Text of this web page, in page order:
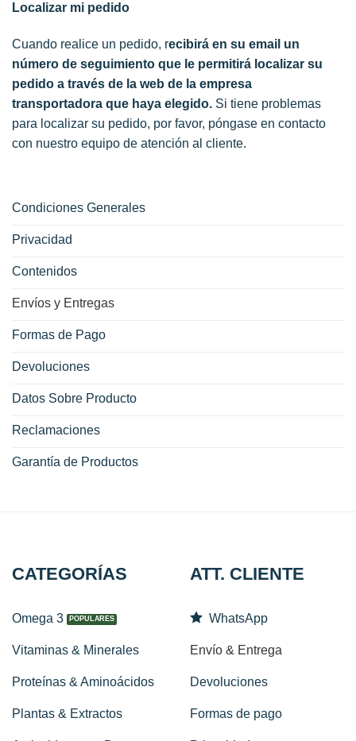
Condiciones Generales
Privacidad
Contenidos
Envíos y Entregas
Formas de Pago
Devoluciones
Datos Sobre Producto
Reclamaciones
Garantía de Productos
Localizar mi pedido
Cuando realice un pedido, recibirá en su email un
número de seguimiento que le permitirá localizar su
pedido a través de la web de la empresa
transportadora que haya elegido. Si tiene problemas
para localizar su pedido, por favor, póngase en contacto
con nuestro equipo de atención al cliente.
CATEGORÍAS
Omega 3
Vitaminas & Minerales
Proteínas & Aminoácidos
Plantas & Extractos
ATT. CLIENTE
WhatsApp
Envío & Entrega
Devoluciones
Formas de pago